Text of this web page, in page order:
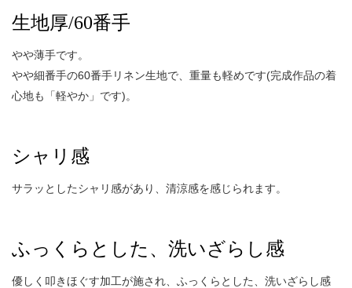
生地厚/60番手
やや薄手です。
やや細番手の60番手リネン生地で、重量も軽めです(完成作品の着
心地も「軽やか」です)。
シャリ感
サラッとしたシャリ感があり、清涼感を感じられます。
ふっくらとした、洗いざらし感
優しく叩きほぐす加工が施され、ふっくらとした、洗いざらし感